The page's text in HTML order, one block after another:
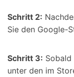
Schritt 2:
Sie den Google-
Schritt 3: Sobald
unter den im